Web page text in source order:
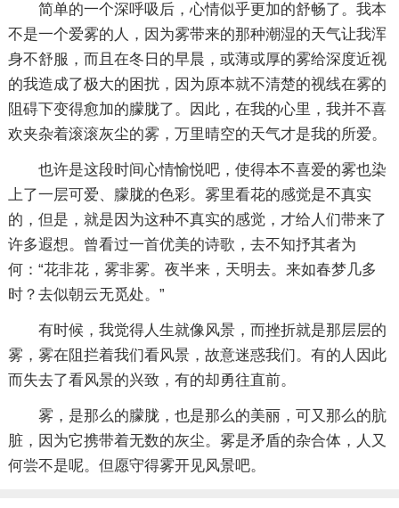
简单的一个深呼吸后，心情似乎更加的舒畅了。我本
不是一个爱雾的人，因为雾带来的那种潮湿的天气让我浑
身不舒服，而且在冬日的早晨，或薄或厚的雾给深度近视
的我造成了极大的困扰，因为原本就不清楚的视线在雾的
阻碍下变得愈加的朦胧了。因此，在我的心里，我并不喜
欢夹杂着滚滚灰尘的雾，万里晴空的天气才是我的所爱。
也许是这段时间心情愉悦吧，使得本不喜爱的雾也染
上了一层可爱、朦胧的色彩。雾里看花的感觉是不真实
的，但是，就是因为这种不真实的感觉，才给人们带来了
许多遐想。曾看过一首优美的诗歌，去不知抒其者为
何：“花非花，雾非雾。夜半来，天明去。来如春梦几多
时？去似朝云无觅处。”
有时候，我觉得人生就像风景，而挫折就是那层层的
雾，雾在阻拦着我们看风景，故意迷惑我们。有的人因此
而失去了看风景的兴致，有的却勇往直前。
雾，是那么的朦胧，也是那么的美丽，可又那么的肮
脏，因为它携带着无数的灰尘。雾是矛盾的杂合体，人又
何尝不是呢。但愿守得雾开见风景吧。